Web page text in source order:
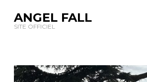
ANGEL FALL
SITE OFFICIEL